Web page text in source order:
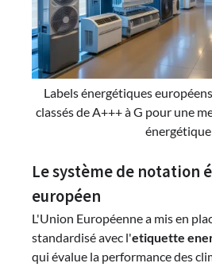
Labels énergétiques
classés de A+++ à G pour une
énergétique
Le système de notation
européen
L'Union Européenne a mis en
standardisé avec l'etiquette
qui évalue la performance des